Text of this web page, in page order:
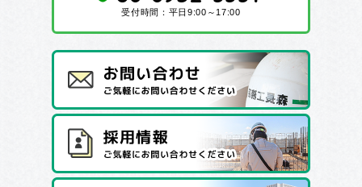
受付時間：平日9:00～17:00